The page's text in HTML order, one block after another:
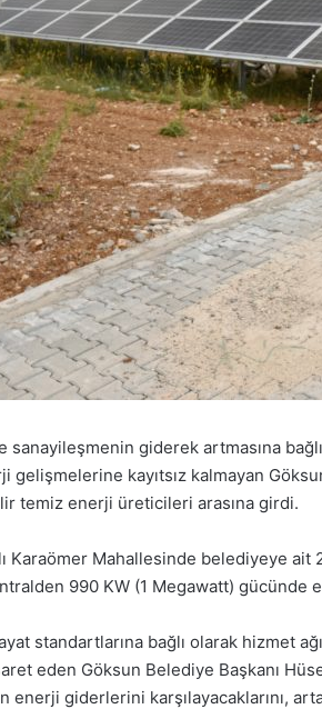
sanayileşmenin giderek artmasına
gelişmelerine kayıtsız kalmayan
temiz enerji üreticileri arasına girdi.
Karaömer Mahallesinde belediyeye
990 KW (1 Megawatt)
standartlarına bağlı olarak hizmet
eden Göksun Belediye Başkanı
enerji giderlerini karşılayacaklarını,